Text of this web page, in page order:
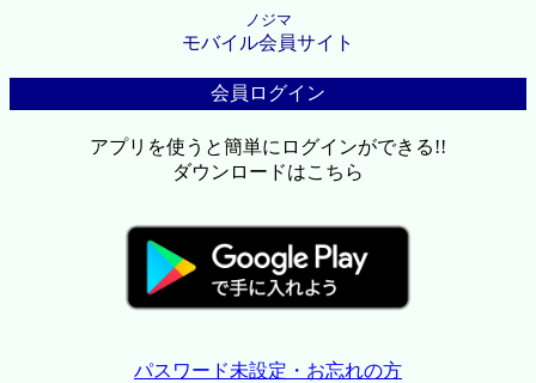
ノジマ
モバイル会員サイト
会員ログイン
アプリを使うと簡単にログインができる!!
ダウンロードはこちら
パスワード未設定・お忘れの方